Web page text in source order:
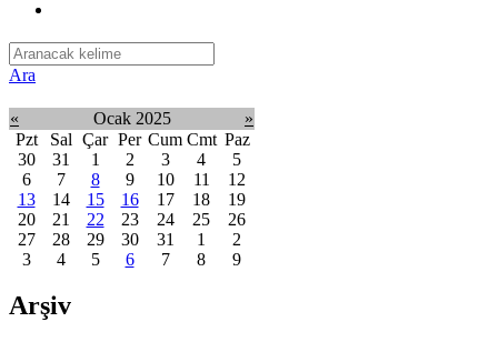
Ara
« Ocak 2025
»
Pzt
Sal Çar Per Cum Cmt Paz
30
31 1 2 3 4
5
6
7 8 9 10 11
12
13
14 15 16 17 18
19
20
21 22 23 24 25
26
27
28 29 30 31 1
2
3
4 5 6 7 8 9
Arşiv